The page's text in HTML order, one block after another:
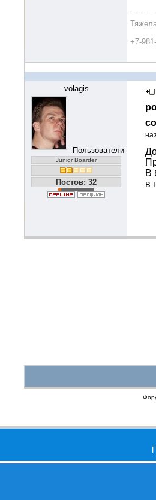
+7-
volagis
Пользователи
Junior Boarder
Постов: 32
В
в